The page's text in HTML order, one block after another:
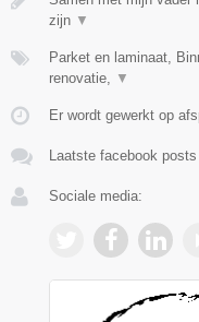
zijn ▼
Parket en laminaat,
renovatie,
▼
Er wordt gewerkt op
Laatste facebook posts
Sociale media: